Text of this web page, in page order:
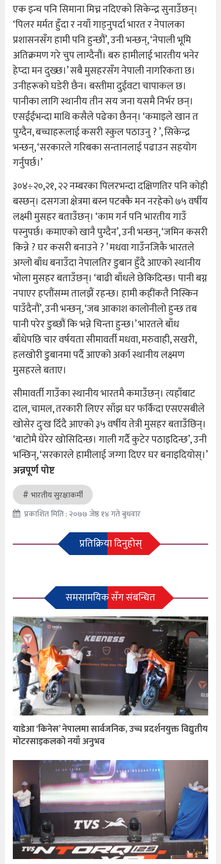
एक इन्च पनि सिमाना मिच्न नदिएको सिकेन्द्र सुनाउँछन्।
‘पिलर मर्मत हुँदा र नयाँ गाड्नुपर्दा भारत र नेपालका
प्रशासनसँग हामी पनि हुन्छौं’, उनी भन्छन्, ‘नेपाली भूमि
अतिक्रमण गरे चुप लाग्दैनौं। बरु हामीलाई भारतीय भनेर
हेप्दा मन दुख्छ।’ सबै मुसहरसँग नेपाली नागरिकता छ।
उनीहरूको घडेरी छैन। बस्तीमा दुईवटा चापाकल छ।
पानीका लागि स्थानीय तीन सय जना यसमै निर्भर छन्।
एसईईभन्दा माथि कसैले पढेका छैनन्। ‘कमाइले खान त
पुग्दैन, बच्चाहरूलाई कसरी स्कुल पठाउनु ? ’, सिकेन्द्र
भन्छन्, ‘सरकारले गरिबका सन्तानलाई पढाउन सहयोग
गर्नुपर्छ।’
३०४÷२०,२१, २२ नम्बरका पिलरभन्दा दक्षिणतिर पनि कोही
बस्छन्। दसगजा क्षेत्रमा बस्न पटक्कै मन नरहेको ७५ वर्षीय
लक्ष्मी मुसहर बताउँछन्। ‘काम गर्न पनि भारतीय गाउँ
पस्नुपर्छ। कमाएको खानै पुग्दैन’, उनी भन्छन्, ‘जमिन कसरी
किन्ने ? घर कसरी बनाउने ? ’ मधवा गाउँनजिकै भारतले
अग्लो बाँध बनाउँदा नेपालतिर डुबान हुँदै आएको स्थानीय
भोला मुसहर बताउँछन्। ‘बाढी बाँधले छेकिदिन्छ। पानी बग्न
नपाएर हप्तौंसम्म तालझैं रहन्छ। हामी कहींकतै निस्किन
पाउँदैनौं’, उनी भन्छन्, ‘जब आकाश कालोनीलो हुन्छ तब
पानी परेर डुब्छौं कि भन्ने चिन्ता हुन्छ।’ भारतले बाँध
बाँधेपछि चार वर्षयता सीमावर्ती मधवा, मरुवाही, सखरी,
हलखोरी डुबानमा पर्दै आएको अर्का स्थानीय लक्ष्मण
मुसहरले बताए।
सीमावर्ती गाउँका स्थानीय भारतमै कमाउँछन्। त्यहाँबाट
दाल, चामल, तरकारी लिएर साँझ घर फर्किंदा एसएसबीले
खोसेर दुःख दिँदै आएको ३५ वर्षीय तेत्री मुसहर बताउँछिन्।
‘बाटोमै घेरेर खोसिदिन्छ। गाली गर्दै कुटेर पठाइदिन्छ’, उनी
भन्छिन्, ‘सरकारले हामीलाई जग्गा दिएर घर बनाइदियोस्।’
अन्नपूर्ण पोष्ट
भारतीय सुरक्षाकर्मी
प्रकाशित मिति : २०७७ जेष्ठ १४ गते बुधवार
प्रतिक्रिया दिनुहोस्
समसामयिक सँग संबन्धित
याडेआ ‘किनेस’ नेपालमा सार्वजनिक, उच्च प्रदर्शनयुक्त विद्युतीय
मोटरसाइकलको नयाँ अनुभव